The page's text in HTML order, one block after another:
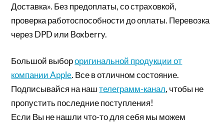
Доставка». Без предоплаты, со страховкой,
проверка работоспособности до оплаты. Перевозка
через DPD или Boxberry.
Большой выбороригинальной продукции от
компании Apple. Все в отличном состояние.
Подписывайся на наштелеграмм-канал, чтобы не
пропустить последние поступления!
Если Вы не нашли что-то для себя мы можем